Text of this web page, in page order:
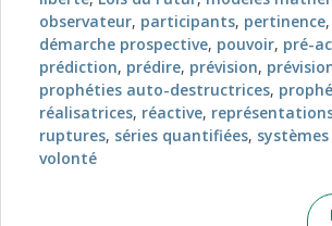
observateur, participants, pertinence,
démarche prospective, pouvoir, pré-
prédiction, prédire, prévision,
prophéties auto-destructrices,
réalisatrices, réactive,
ruptures, séries quantifiées,
volonté